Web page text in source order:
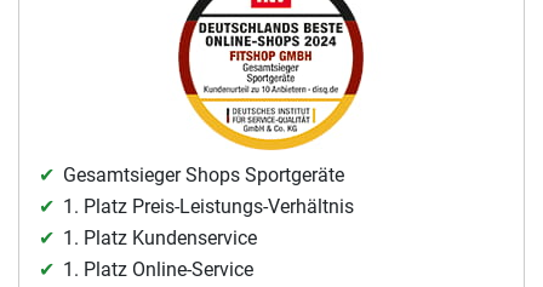
Gesamtsieger Shops Sportgeräte
1. Platz Preis-Leistungs-Verhältnis
1. Platz Kundenservice
1. Platz Online-Service